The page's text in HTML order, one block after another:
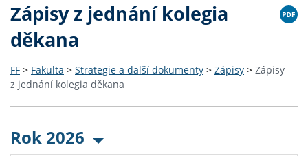
Zápisy z jednání kolegia
děkana
FF > Fakulta > Strategie a další dokumenty > Zápisy > Zápisy
z jednání kolegia děkana
Rok 2026